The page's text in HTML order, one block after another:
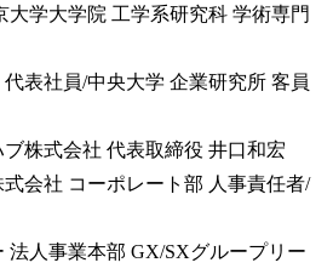
大学大学院 工学系研究科 学術専門
表社員/中央大学 企業研究所 客員
ブ株式会社 代表取締役 井口和宏
式会社 コーポレート部 人事責任者/
法人事業本部 GX/SXグループリー